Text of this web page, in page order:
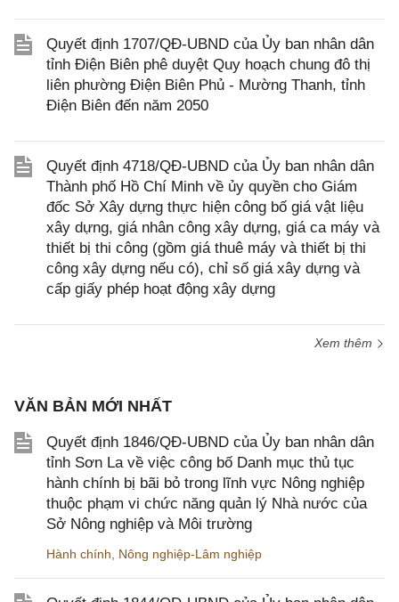
Quyết định 1707/QĐ-UBND của Ủy ban nhân dân
tỉnh Điện Biên phê duyệt Quy hoạch chung đô thị
liên phường Điện Biên Phủ - Mường Thanh, tỉnh
Điện Biên đến năm 2050
Quyết định 4718/QĐ-UBND của Ủy ban nhân dân
Thành phố Hồ Chí Minh về ủy quyền cho Giám
đốc Sở Xây dựng thực hiện công bố giá vật liệu
xây dựng, giá nhân công xây dựng, giá ca máy và
thiết bị thi công (gồm giá thuê máy và thiết bị thi
công xây dựng nếu có), chỉ số giá xây dựng và
cấp giấy phép hoạt động xây dựng
Xem thêm
VĂN BẢN MỚI NHẤT
Quyết định 1846/QĐ-UBND của Ủy ban nhân dân
tỉnh Sơn La về việc công bố Danh mục thủ tục
hành chính bị bãi bỏ trong lĩnh vực Nông nghiệp
thuộc phạm vi chức năng quản lý Nhà nước của
Sở Nông nghiệp và Môi trường
Hành chính Nông nghiệp-Lâm nghiệp